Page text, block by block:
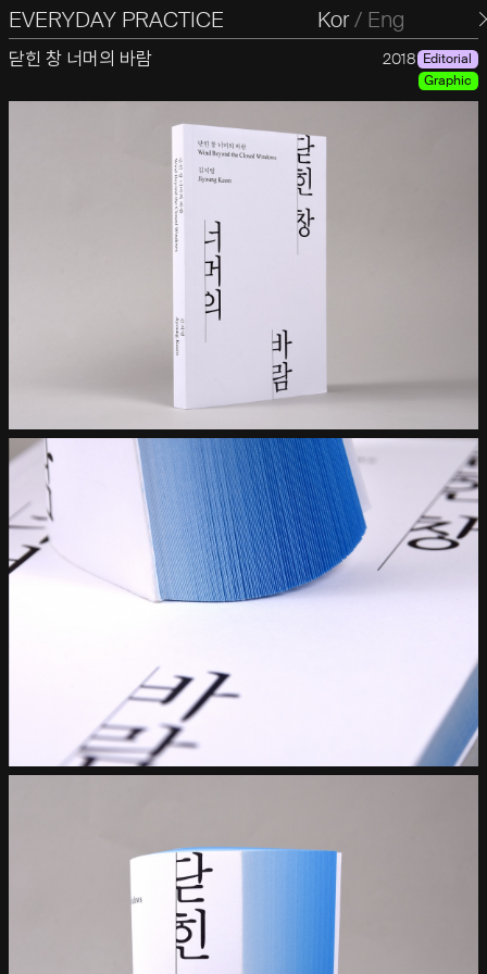
EVERYDAY PRACTICE
일상의실천 Kor/ Eng
닫힌 창 너머의 바람 2018 Editorial
Graphic